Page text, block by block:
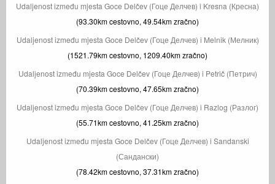
Udaljenost između mjesta Goce Delčev (Гоце Делчев) i Kresna (Кресна)
(93.30km cestovno, 49.54km zračno)
Udaljenost između mjesta Goce Delčev (Гоце Делчев) i Melnik (Мелник)
(1521.79km cestovno, 1209.40km zračno)
Udaljenost između mjesta Goce Delčev (Гоце Делчев) i Petrič (Петрич)
(70.39km cestovno, 47.65km zračno)
Udaljenost između mjesta Goce Delčev (Гоце Делчев) i Razlog (Разлог)
(55.71km cestovno, 41.25km zračno)
Udaljenost između mjesta Goce Delčev (Гоце Делчев) i Sandanski
(Сандански)
(78.42km cestovno, 37.31km zračno)